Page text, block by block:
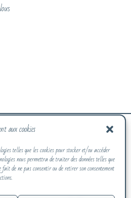
aux cookies
telles que les cookies pour stocker et/ou accéder
nous permettra de traiter des données telles que
de ne pas consentir ou de retirer son consentement